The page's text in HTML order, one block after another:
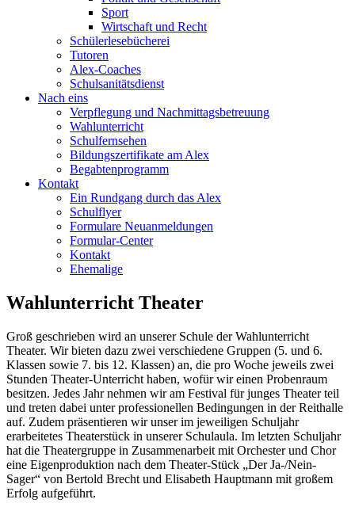
Sport
Wirtschaft und Recht
Schülerlesebücherei
Tutoren
Alex-Coaches
Schulsanitätsdienst
Nach eins
Verpflegung und Nachmittagsbetreuung
Wahlunterricht
Schulfernsehen
Bildungszertifikate am Alex
Begabtenprogramm
Kontakt
Ein Rundgang durch das Alex
Schulflyer
Formulare Neuanmeldungen
Formular-Center
Kontakt
Ehemalige
Wahlunterricht Theater
Groß geschrieben wird an unserer Schule der Wahlunterricht
Theater. Wir bieten dazu zwei verschiedene Gruppen (5. und 6.
Klassen sowie 7. bis 12. Klassen) an, die pro Woche jeweils zwei
Stunden Theater-Unterricht haben, wofür wir einen Probenraum
besitzen. Jedes Jahr nehmen wir am Festival für junges Theater teil
und treten dabei unter professionellen Bedingungen in der Reithalle
auf. Zudem präsentieren wir unser im jeweiligen Schuljahr
erarbeitetes Theaterstück in unserer Schulaula. Im letzten Schuljahr
hat die Theatergruppe in Zusammenarbeit mit Orchester und Chor
eine Eigenproduktion nach dem Theater-Stück „Der Ja-/Nein-
Sager“ von Bertold Brecht und Elisabeth Hauptmann mit großem
Erfolg aufgeführt.